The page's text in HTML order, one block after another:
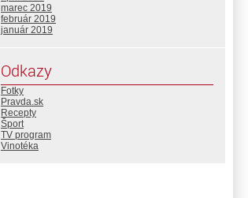
marec 2019
február 2019
január 2019
Odkazy
Fotky
Pravda.sk
Recepty
Šport
TV program
Vinotéka